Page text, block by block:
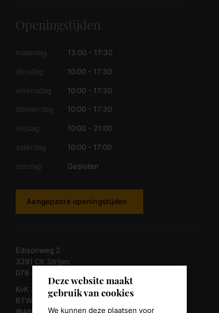
Deze website maakt
gebruik van cookies
We kunnen deze plaatsen voor
Openingstijden
maandag 13:00 - 17:30
dinsdag 10:00 - 17:30
woensdag 10:00 - 17:30
donderdag 10:00 - 17:30
vrijdag 10:00 - 21:00
zaterdag 10:00 - 17:00
zondag Gesloten
Aangepaste openingstijden
Edisonweg 2
3291 CK Strijen
078 - 674 84 85
KvK 23011135
BTW nr. NL 805098938.B.01